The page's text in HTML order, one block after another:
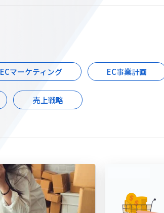
ECマーケティング EC事業計画
売上戦略